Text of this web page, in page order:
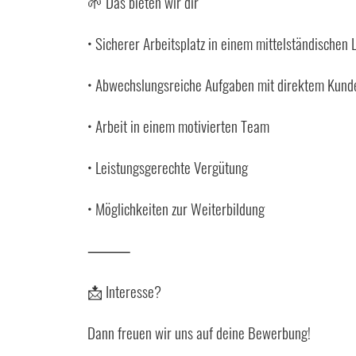
• Sicherer Arbeitsplatz in einem mittelständischen
• Abwechslungsreiche Aufgaben mit direktem
• Arbeit in einem motivierten Team
• Leistungsgerechte Vergütung
• Möglichkeiten zur Weiterbildung
⸻
📩 Interesse?
Dann freuen wir uns auf deine Bewerbung!